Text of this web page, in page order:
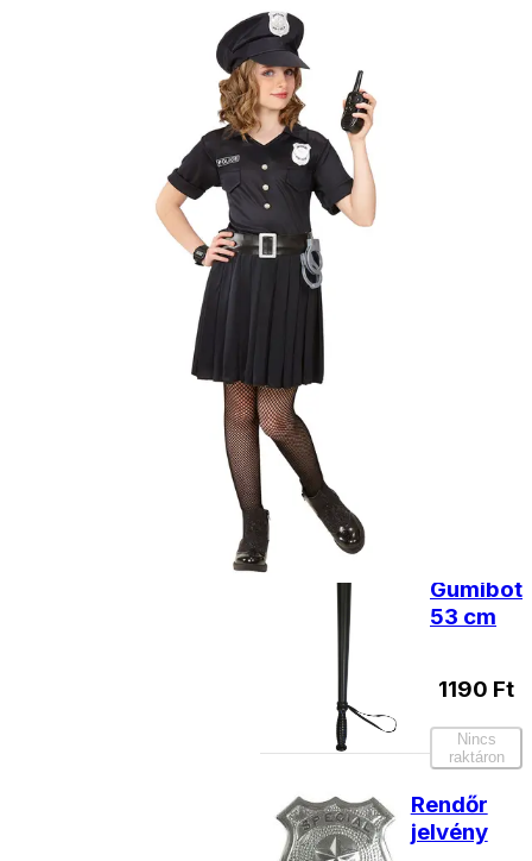
esetben egy
Ár
Darab
Kosárba
Szállítás:
- Csomagautomata: 1190
forinttól
- Házhozszállítás: 2190
forinttól
- Személyes átvétel:
ingyenesen
Kiegészítő
termékek
Gumibot
53 cm
1190 Ft
Nincs
raktáron
Rendőr
jelvény